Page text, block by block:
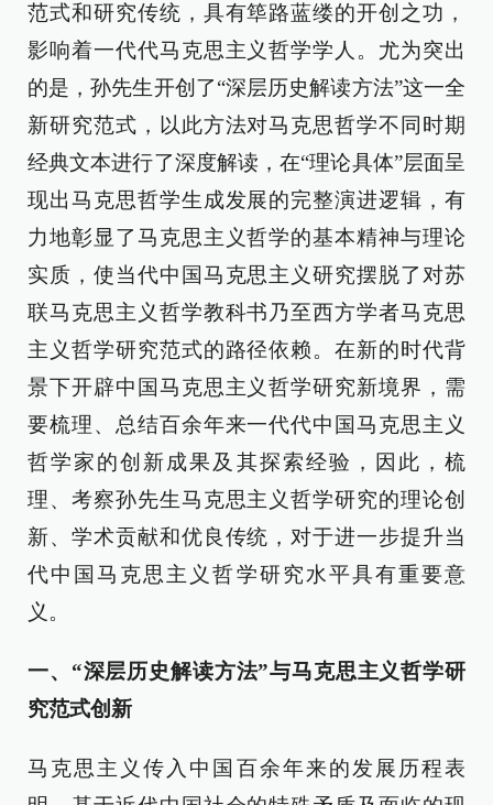
范式和研究传统，具有筚路蓝缕的开创之功，
影响着一代代马克思主义哲学学人。尤为突出
的是，孙先生开创了“深层历史解读方法”这一全
新研究范式，以此方法对马克思哲学不同时期
经典文本进行了深度解读，在“理论具体”层面呈
现出马克思哲学生成发展的完整演进逻辑，有
力地彰显了马克思主义哲学的基本精神与理论
实质，使当代中国马克思主义研究摆脱了对苏
联马克思主义哲学教科书乃至西方学者马克思
主义哲学研究范式的路径依赖。在新的时代背
景下开辟中国马克思主义哲学研究新境界，需
要梳理、总结百余年来一代代中国马克思主义
哲学家的创新成果及其探索经验，因此，梳
理、考察孙先生马克思主义哲学研究的理论创
新、学术贡献和优良传统，对于进一步提升当
代中国马克思主义哲学研究水平具有重要意
义。
一、“深层历史解读方法”与马克思主义哲学研
究范式创新
马克思主义传入中国百余年来的发展历程表